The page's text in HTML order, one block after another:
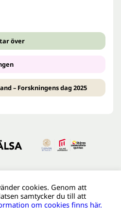
över
– Forskningens dag 2025
cookies. Genom att
samtycker du till att
om cookies finns här.